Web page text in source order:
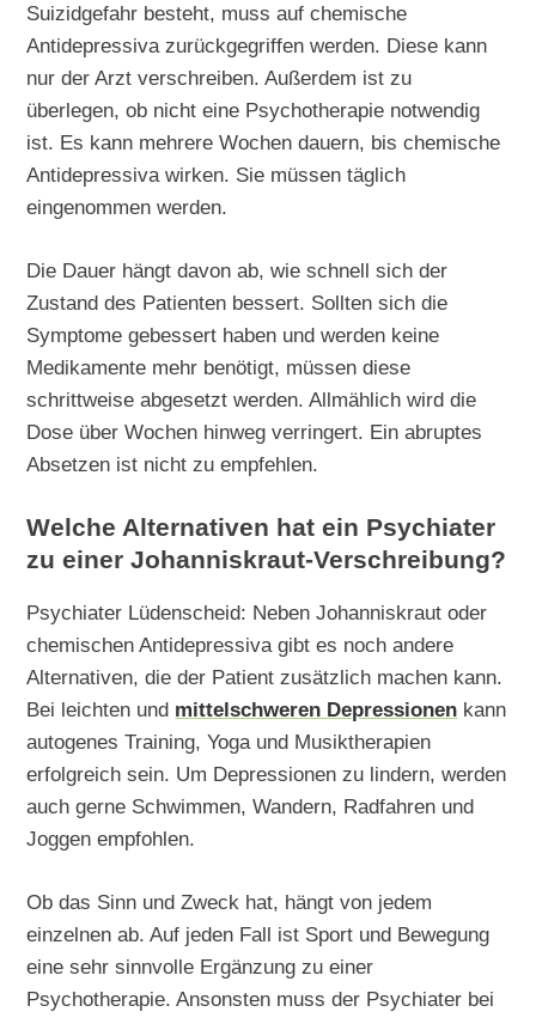
Suizidgefahr besteht, muss auf chemische
Antidepressiva zurückgegriffen werden. Diese kann
nur der Arzt verschreiben. Außerdem ist zu
überlegen, ob nicht eine Psychotherapie notwendig
ist. Es kann mehrere Wochen dauern, bis chemische
Antidepressiva wirken. Sie müssen täglich
eingenommen werden.
Die Dauer hängt davon ab, wie schnell sich der
Zustand des Patienten bessert. Sollten sich die
Symptome gebessert haben und werden keine
Medikamente mehr benötigt, müssen diese
schrittweise abgesetzt werden. Allmählich wird die
Dose über Wochen hinweg verringert. Ein abruptes
Absetzen ist nicht zu empfehlen.
Welche Alternativen hat ein Psychiater
zu einer Johanniskraut-Verschreibung?
Psychiater Lüdenscheid: Neben Johanniskraut oder
chemischen Antidepressiva gibt es noch andere
Alternativen, die der Patient zusätzlich machen kann.
Bei leichten und mittelschweren Depressionen kann
autogenes Training, Yoga und Musiktherapien
erfolgreich sein. Um Depressionen zu lindern, werden
auch gerne Schwimmen, Wandern, Radfahren und
Joggen empfohlen.
Ob das Sinn und Zweck hat, hängt von jedem
einzelnen ab. Auf jeden Fall ist Sport und Bewegung
eine sehr sinnvolle Ergänzung zu einer
Psychotherapie. Ansonsten muss der Psychiater bei